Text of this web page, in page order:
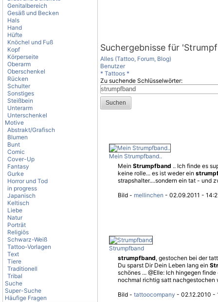
Genitalbereich
Gesäß und Becken
Hals
Hand
Hüfte
Knöchel und Fuß
Kopf
Körperseite
Oberarm
Oberschenkel
Rücken
Schulter
Sonstiges
Steißbein
Unterarm
Unterschenkel
Motive
Abstrakt/Grafisch
Blumen
Bunt
Comic
Cover-Up
Fantasy
Gurke
Horror und Tod
in progress
Japanisch
Keltisch
Liebe
Natur
Porträt
Religiös
Schwarz-Weiß
Tattoo-Vorlagen
Text
Tiere
Traditionell
Tribal
Suche
Super-Suche
Häufige Fragen
Suchergebnisse für
Alles (Tattoo, Forum, Blog)
Benutzer
* Tattoos *
Zu suchende Schlüsselwörter:
Mein Strumpfband..
Mein Strumpfband .. Ich finde es
keine rolle... es ist weder ein
strapshalter....sondern ein tat - und
Bild - mellinchen - 02.09.2011 -
Strumpfband
strumpfband, gestochen bei der
Du sparst Dir Dein Leben lang ein
schönes ... @Elle: Ich hingegen
nochmal richtig satt nachgestochen
Bild - tattoocompany - 02.12.2010 -